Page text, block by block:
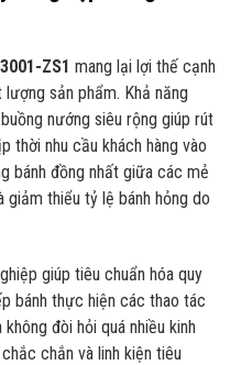
ZS1 mang lại lợi thế cạnh
sản phẩm. Khả năng
nướng siêu rộng giúp rút
thời nhu cầu khách hàng vào
bánh đồng nhất giữa các mẻ
giảm thiểu tỷ lệ bánh hỏng do
giúp tiêu chuẩn hóa quy
bánh thực hiện các thao tác
đòi hỏi quá nhiều kinh
chắn và linh kiện tiêu